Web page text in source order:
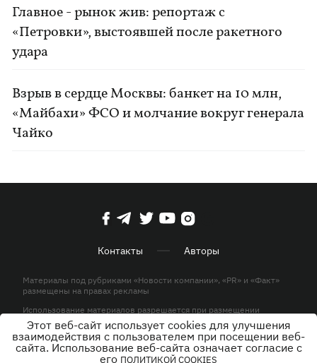
Главное - рынок жив: репортаж с
«Петровки», выстоявшей после ракетного
удара
Взрыв в сердце Москвы: банкет на 10 млн,
«Майбахи» ФСО и молчание вокруг генерала
Чайко
Контакты Авторы
Материалы под рубриками «Новости компании», «PR» и «Факт»
размещены на правах рекламы
Использование материалов разрешается при размещении
активной гиперссылки на KP.UA в первом абзаце.
© ООО «ЮЛАВ МЕДИА»,2026. Все права защищены.
Этот веб-сайт использует cookies для улучшения
взаимодействия с пользователем при посещении веб-
сайта. Использование веб-сайта означает согласие с
его ПОЛИТИКОЙ COOKIES